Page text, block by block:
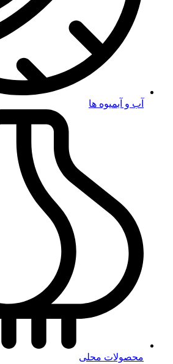
آب و آبمیوه ها
محصولات محلی